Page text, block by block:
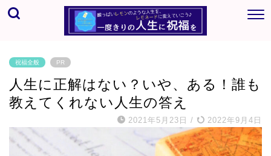
祝福全般 PR
人生に正解はない？いや、ある！誰も
教えてくれない人生の答え
2021年5月23日 / 2022年9月4日